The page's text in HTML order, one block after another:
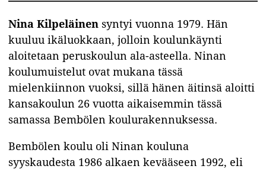
Nina Kilpeläinen syntyi vuonna 1979. Hän
kuuluu ikäluokkaan, jolloin koulunkäynti
aloitetaan peruskoulun ala-asteella. Ninan
koulumuistelut ovat mukana tässä
mielenkiinnon vuoksi, sillä hänen äitinsä aloitti
kansakoulun 26 vuotta aikaisemmin tässä
samassa Bembölen koulurakennuksessa.
Bembölen koulu oli Ninan kouluna
syyskaudesta 1986 alkaen kevääseen 1992, eli